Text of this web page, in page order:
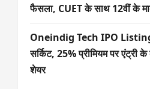
फैसला, CUET के साथ 12वीं के
Oneindig Tech IPO Listing:
सर्किट, 25% प्रीमियम पर एंट्री
शेयर